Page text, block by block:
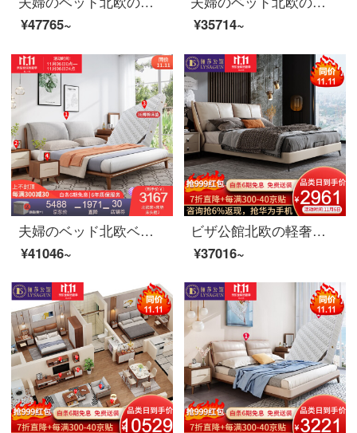
¥47765~
¥35714~
夫婦のベッド北欧ベッドのダブルベッド1.8メートルのシンプルなベッドルームは布芸ベッドの逸品家具のベッド+マットレス+マットレスの2つの1500*2000を解体して洗うことができます。
¥41046~
ビザ公館北欧の軽奢な真皮のベッドのイタリア式はきわめて簡単で、本当の木のダブルベッドの寝室の逸品の家具の1.8 m真皮の寝床の階の本当の牛皮（半皮）+落葉松の内で支えます+進級版は骨格を並べます
¥37016~